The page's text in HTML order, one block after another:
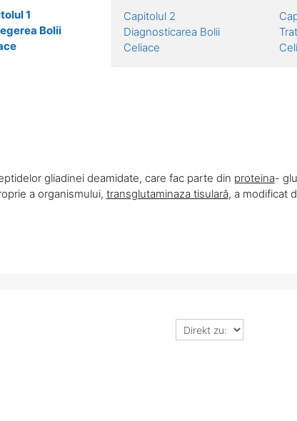
1
Bolii
Capitolul 2
Diagnosticarea Bolii
Celiace
gliadinei deamidate, care fac parte din proteina-
a organismului, transglutaminaza tisulară, a modificat
Direkt
zu: